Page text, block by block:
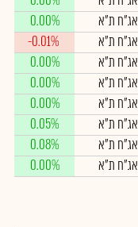
אג"ח ת"א
0.00%
אג"ח ת"א
-0.01%
אג"ח ת"א
0.00%
אג"ח ת"א
0.00%
אג"ח ת"א
0.00%
אג"ח ת"א
0.05%
אג"ח ת"א
0.08%
אג"ח ת"א 0.00%